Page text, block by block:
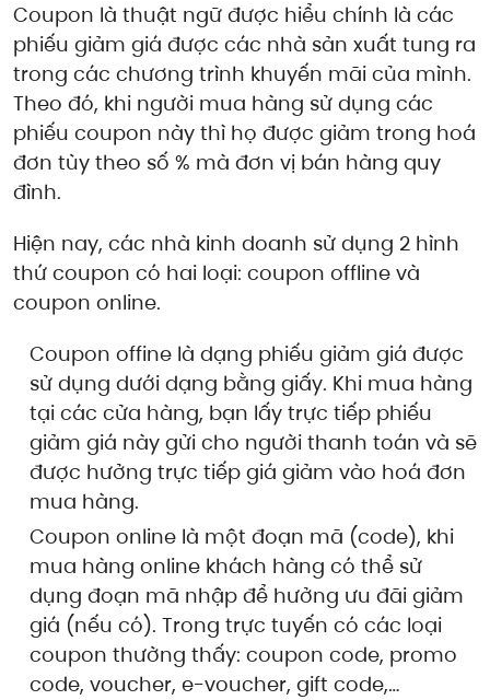
Coupon là thuật ngữ được hiểu chính là các
phiếu giảm giá được các nhà sản xuất tung ra
trong các chương trình khuyến mãi của mình.
Theo đó, khi người mua hàng sử dụng các
phiếu coupon này thì họ được giảm ​trong hoá
đơn tùy theo số % mà đơn vị bán hàng quy
đình.
Hiện nay, các nhà kinh doanh sử dụng 2 hình
thứ coupon có hai loại: coupon offline và
coupon online.
​Coupon offine là dạng phiếu giảm giá được
sử dụng dưới dạng bằng giấy. Khi mua hàng
tại các cửa hàng, bạn lấy trực tiếp phiếu
giảm giá này gửi cho người thanh toán và sẽ
được hưởng trực tiếp giá giảm vào hoá đơn
mua hàng.
Coupon online là một đoạn mã (code), khi
mua hàng online khách hàng có thể sử
dụng đoạn mã nhập để hưởng ưu đãi giảm
giá (nếu có). Trong trực tuyến có các loại
coupon thường thấy: coupon code, promo
code, voucher, e-voucher, gift code,…